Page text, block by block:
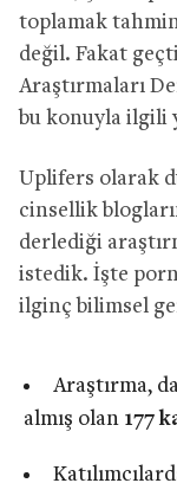
toplamak
değil. Fakat
Araştırmaları
bu konuyla ilgili
Uplifers olarak
cinsellik
derlediği
istedik. İşte
ilginç bilimsel
Araştırma,
almış olan 177